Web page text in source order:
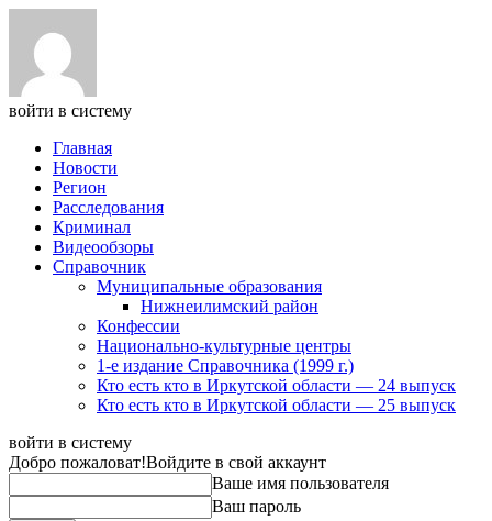
войти в систему
Главная
Новости
Регион
Расследования
Криминал
Видеообзоры
Справочник
Муниципальные образования
Нижнеилимский район
Конфессии
Национально-культурные центры
1-е издание Справочника (1999 г.)
Кто есть кто в Иркутской области — 24 выпуск
Кто есть кто в Иркутской области — 25 выпуск
войти в систему
Добро пожаловат!Войдите в свой аккаунт
Ваше имя пользователя
Ваш пароль